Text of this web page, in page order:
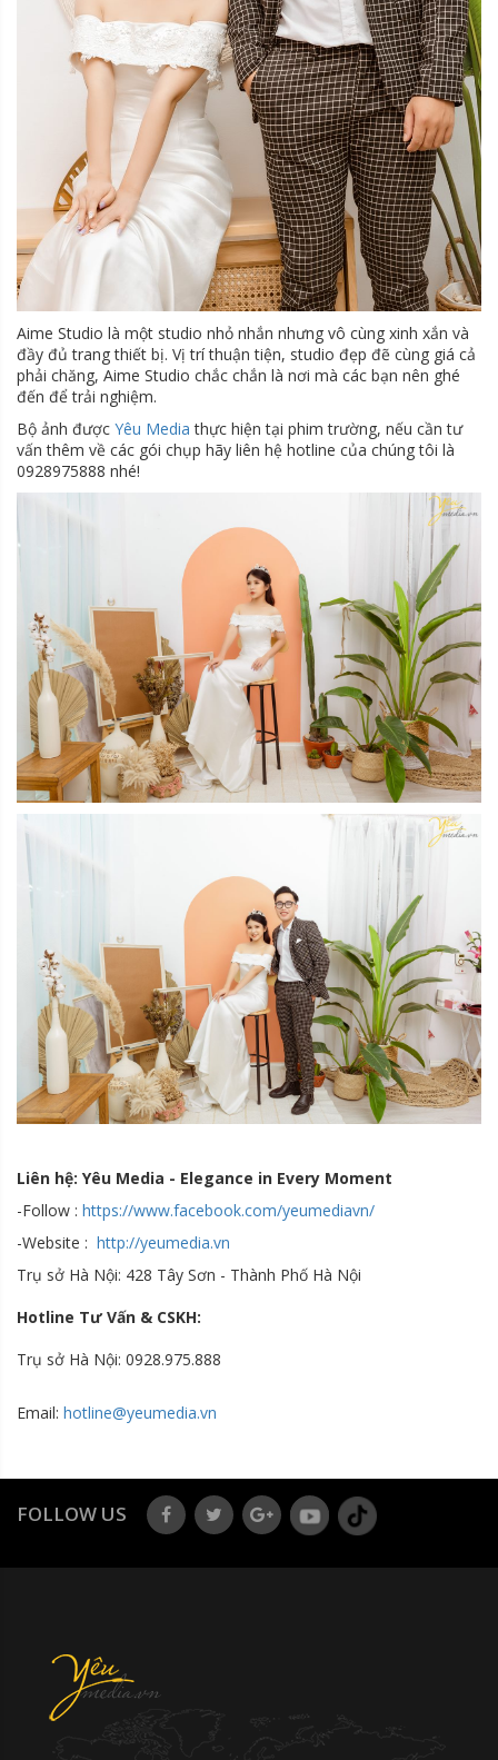
Aime Studio là một studio nhỏ nhắn nhưng vô cùng xinh xắn và
đầy đủ trang thiết bị. Vị trí thuận tiện, studio đẹp đẽ cùng giá cả
phải chăng, Aime Studio chắc chắn là nơi mà các bạn nên ghé
đến để trải nghiệm.
Bộ ảnh được Yêu Mediathực hiện tại phim trường, nếu cần tư
vấn thêm về các gói chụp hãy liên hệ hotline của chúng tôi là
0928975888 nhé!
Liên hệ: Yêu Media - Elegance in Every Moment
-Follow : https://www.facebook.com/yeumediavn/
-Website : http://yeumedia.vn
Trụ sở Hà Nội: 428 Tây Sơn - Thành Phố Hà Nội
Hotline Tư Vấn & CSKH:
Trụ sở Hà Nội: 0928.975.888
Email: hotline@yeumedia.vn
FOLLOW US